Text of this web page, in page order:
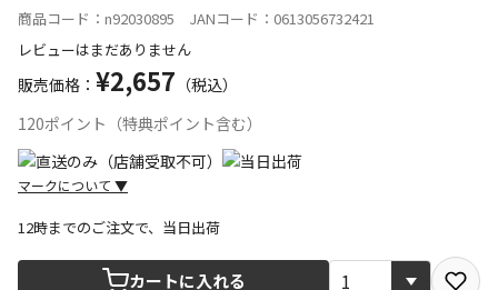
商品コード：n92030895 JANコード：0613056732421
レビューはまだありません
販売価格： ¥2,657 （税込）
120ポイント（特典ポイント含む）
マークについて ▼
宅配や店舗受取を選択できる商品です
12時までのご注文で、当日出荷
カートに入れる